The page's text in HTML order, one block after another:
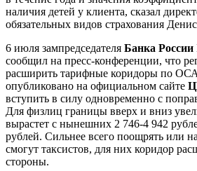
наличия детей у клиента, сказал
обязательных видов страхования
6 июля зампредседателя Банка России
сообщил на пресс-конференции, что
расширить тарифные коридоры по
опубликовано на официальном сайте
вступить в силу одновременно с
Для физлиц границы вверх и вниз
вырастет с нынешних 2 746-4 942
рублей. Сильнее всего поощрять или
смогут таксистов, для них коридор
стороны.